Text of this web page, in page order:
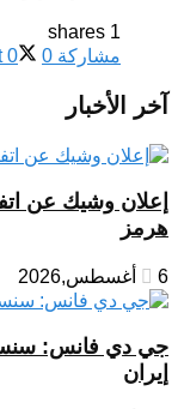
1 shares
مشاركة 0
0
آخر الأخبار
هرمز
6 أغسطس,2026
جي دي فانس:
إيران